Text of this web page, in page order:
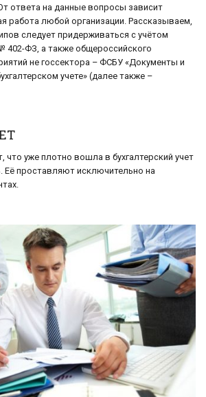
ответа на данные вопросы зависит
работа любой организации. Рассказываем,
следует придерживаться с учётом
402-ФЗ, а также общероссийского
не госсектора – ФСБУ «Документы и
учете» (далее также –
что уже плотно вошла в бухгалтерский учет
Её проставляют исключительно на